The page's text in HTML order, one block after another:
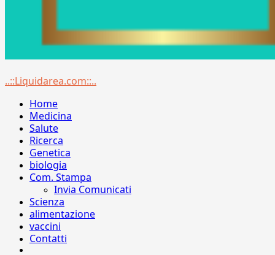
Menu
..::Liquidarea.com::..
Home
Medicina
Salute
Ricerca
Genetica
biologia
Com. Stampa
Invia Comunicati
Scienza
alimentazione
vaccini
Contatti